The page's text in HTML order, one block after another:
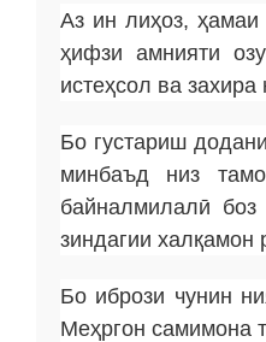
Аз ин лиҳоз, ҳамаи
ҳифзи амнияти
истеҳсол ва
Бо густариш
минбаъд низ
байналмилалӣ
зиндагии халқамон
Бо ибрози чунин
Меҳргон самимона